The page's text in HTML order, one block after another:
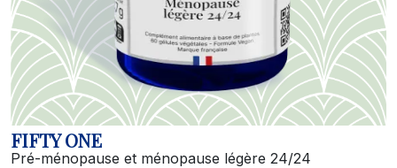
FIFTY ONE
Pré-ménopause et ménopause légère 24/24